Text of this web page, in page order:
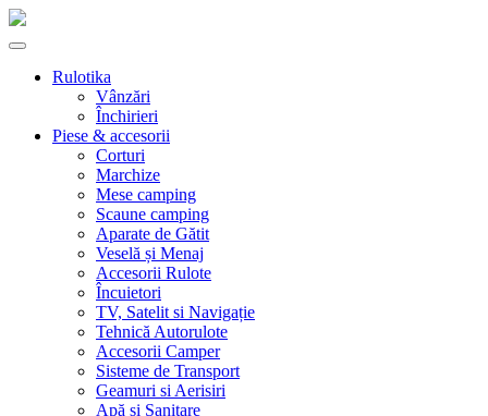
Skip
Rulotika
Vânzări
Închirieri
Piese & accesorii
Corturi
Marchize
Mese camping
Scaune camping
Aparate de Gătit
Veselă și Menaj
Accesorii Rulote
Încuietori
TV, Satelit si Navigație
Tehnică Autorulote
Accesorii Camper
Sisteme de Transport
Geamuri si Aerisiri
Apă și Sanitare